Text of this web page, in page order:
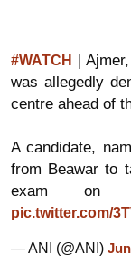
य
त
यं
इं
डि
या
हि
#WATCH
|
was allegedly
centre ahead of
A candidate,
from Beawar to
exam
pic.twitter.com/
— ANI (@ANI)